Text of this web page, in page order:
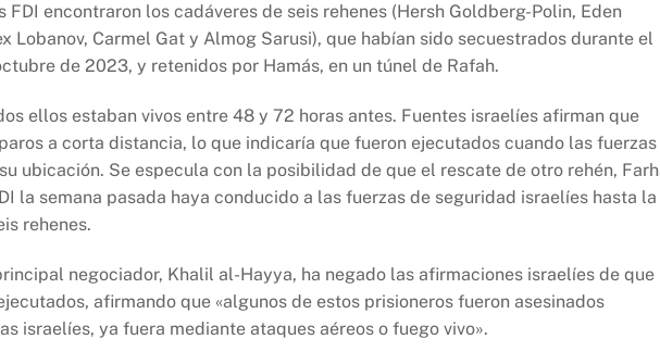
FDI encontraron los cadáveres de seis rehenes (Hersh Goldberg-Polin, Eden
Lobanov, Carmel Gat y Almog Sarusi), que habían sido secuestrados durante el
de 2023, y retenidos por Hamás, en un túnel de Rafah.
ellos estaban vivos entre 48 y 72 horas antes. Fuentes israelíes afirman que
a corta distancia, lo que indicaría que fueron ejecutados cuando las fuerzas
ubicación. Se especula con la posibilidad de que el rescate de otro rehén,
la semana pasada haya conducido a las fuerzas de seguridad israelíes hasta la
rehenes.
negociador, Khalil al-Hayya, ha negado las afirmaciones israelíes de que
afirmando que «algunos de estos prisioneros fueron asesinados
israelíes, ya fuera mediante ataques aéreos o fuego vivo».